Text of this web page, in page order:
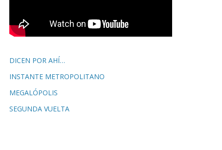
DICEN POR AHÍ…
INSTANTE METROPOLITANO
MEGALÓPOLIS
SEGUNDA VUELTA